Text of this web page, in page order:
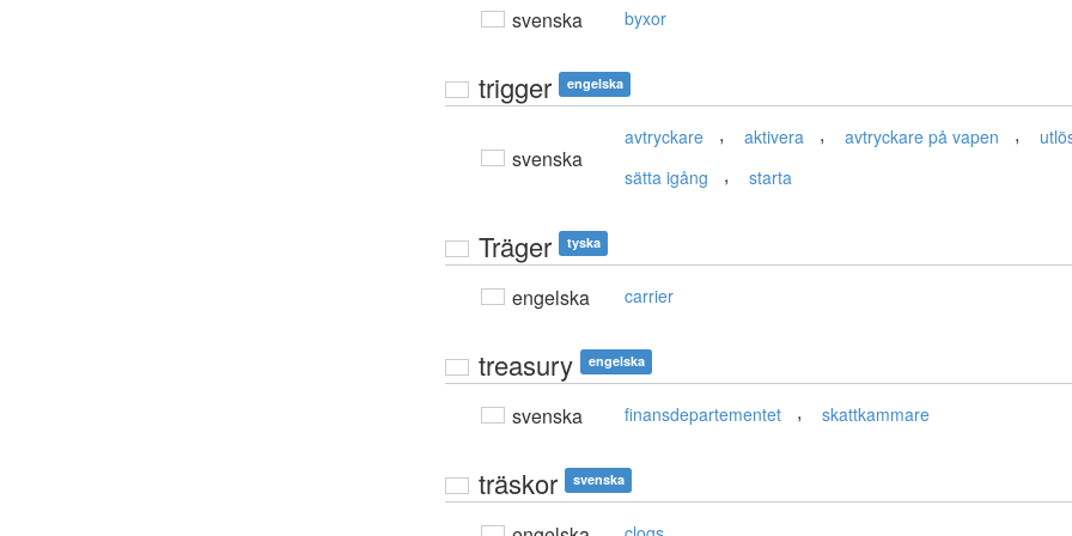
svenska byxor
trigger engelska
svenska
avtryckare , aktivera , avtryckare på vapen ,
sätta igång
, starta
Träger tyska
engelska carrier
treasury engelska
svenska finansdepartementet , skattkammare
träskor svenska